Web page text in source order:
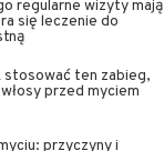
regularne wizyty mają
się leczenie do
stosować ten zabieg,
przed myciem
przyczyny i